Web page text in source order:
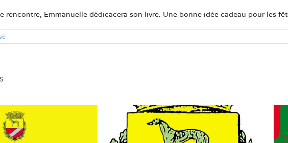
rencontre, Emmanuelle dédicacera son livre. Une bonne idée cadeau pour les